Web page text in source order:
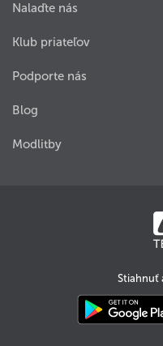
Nalaďte nás
Klub priateľov
Podporte nás
Blog
Modlitby
Stiahnuť